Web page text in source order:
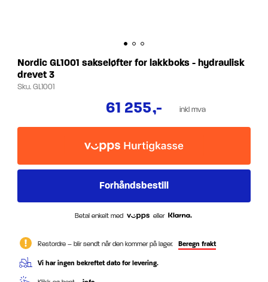
Nordic GL1001 sakseløfter for lakkboks - hydraulisk
drevet 3
Sku.GL1001
61 255,- inkl mva
Betal enkelt med eller
Restordre – blir sendt når den kommer på lager. Beregn frakt
Vi har ingen bekreftet dato for levering.